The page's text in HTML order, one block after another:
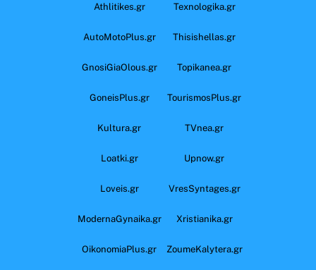
Athlitikes.gr Texnologika.gr
AutoMotoPlus.gr Thisishellas.gr
GnosiGiaOlous.gr Topikanea.gr
GoneisPlus.gr TourismosPlus.gr
Kultura.gr TVnea.gr
Loatki.gr Upnow.gr
Loveis.gr VresSyntages.gr
ModernaGynaika.gr Xristianika.gr
OikonomiaPlus.gr ZoumeKalytera.gr